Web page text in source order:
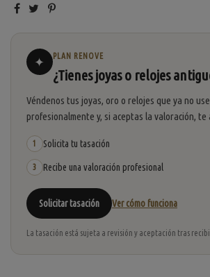
✦ PLAN RENOVE
¿Tienes joyas o relojes
Véndenos tus joyas, oro o relojes que ya no
profesionalmente y, si aceptas la valoración,
1 Solicita tu tasación
3 Recibe una valoración profesional
Solicitar tasación Ver cómo funciona
La tasación está sujeta a revisión y aceptación tras